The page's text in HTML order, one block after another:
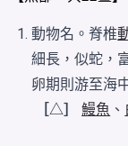
動物名。脊椎
細長，似蛇，
卵期則游至海
［△］
鰻魚 、